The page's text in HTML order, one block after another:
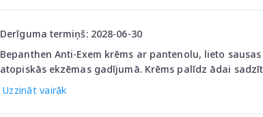
Derīguma termiņš: 2028-06-30
Bepanthen Anti-Exem krēms ar pantenolu, lieto
atopiskās ekzēmas gadījumā. Krēms palīdz ādai
Uzzināt vairāk